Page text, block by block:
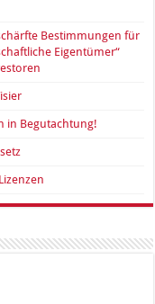
Bestimmungen für
Eigentümer“
in Begutachtung!